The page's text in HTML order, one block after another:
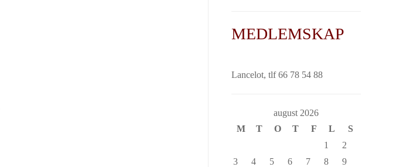
MEDLEMSKAP
Lancelot, tlf 66 78 54 88
august 2026
M
T O T F L
S
1
2
3
4 5 6 7 8
9